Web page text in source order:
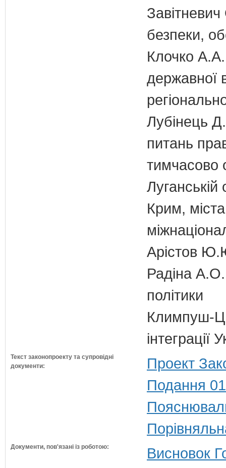
безпеки,
Клочко А.А.
державної
Лубінець
питань
тимчасово
Крим,
Арістов
Радіна А.О.
політики
Климпуш-
Текст законопроекту та супровідні
документи:
Проект
Подання
Документи, пов'язані із роботою:
Висновок